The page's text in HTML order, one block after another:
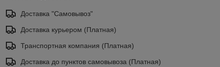
Доставка "Самовывоз"
Доставка курьером (Платная)
Транспортная компания (Платная)
Доставка до пунктов самовывоза (Платная)